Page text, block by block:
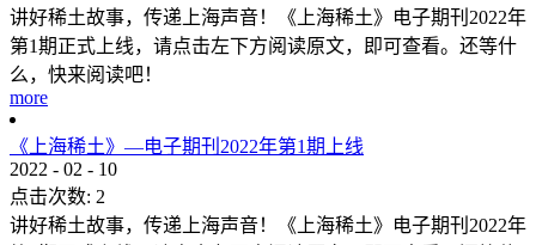
讲好稀土故事，传递上海声音！《上海稀土》电子期刊2022年
第1期正式上线，请点击左下方阅读原文，即可查看。还等什
么，快来阅读吧！
more
《上海稀土》—电子期刊2022年第1期上线
2022 - 02 - 10
点击次数: 2
讲好稀土故事，传递上海声音！《上海稀土》电子期刊2022年